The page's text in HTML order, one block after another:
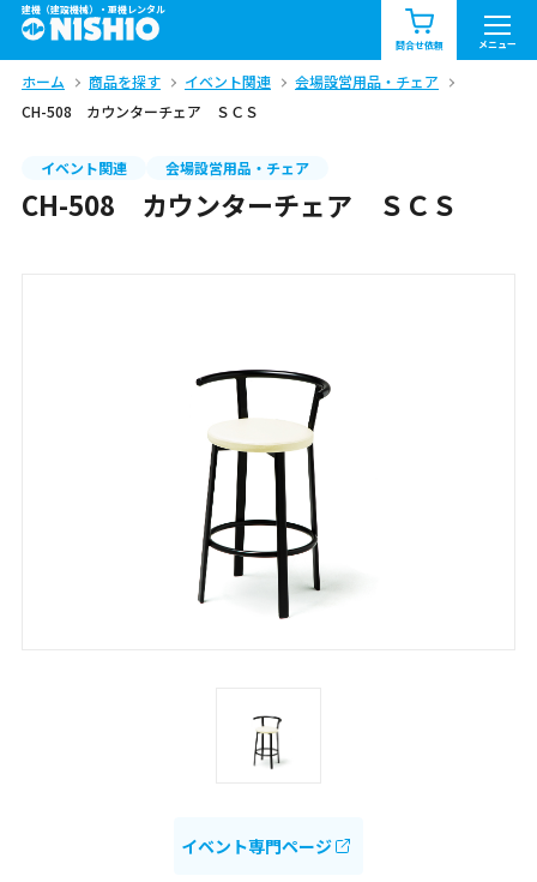
建機（建設機械）・重機レンタル
問合せ依頼 メニュー
商品一覧 お知らせ一覧
問合せ依頼リスト お問合せ
北海道 東北 関東
ホーム 商品を探す イベント関連
会場設営用品・チェア
CH-508 カウンターチェア ＳＣＳ
イベント関連 会場設営用品・チェア
CH-508 カウンターチェア ＳＣＳ
イベント専門ページ